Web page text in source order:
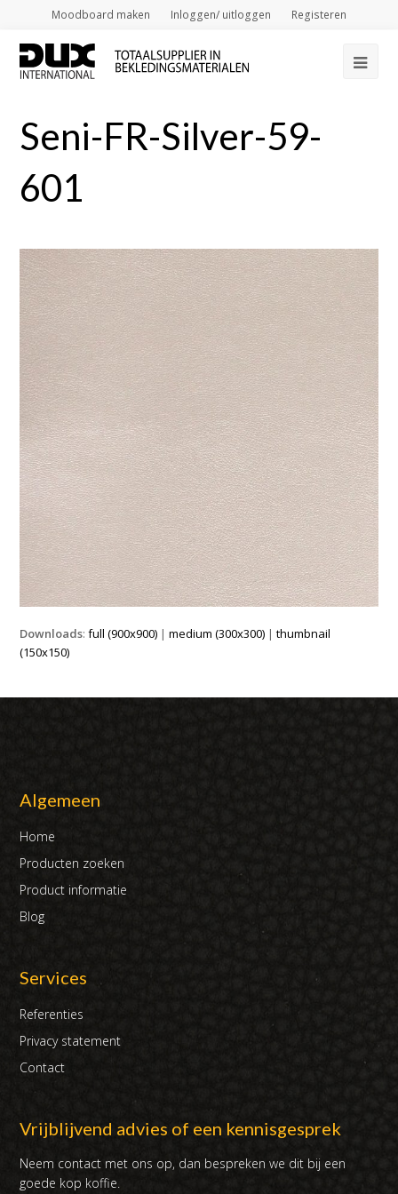
Moodboard maken Inloggen/ uitloggen Registeren
Seni-FR-Silver-59-
601
Downloads:full (900x900) |medium (300x300) |thumbnail
(150x150)
Algemeen
Home
Producten zoeken
Product informatie
Blog
Services
Referenties
Privacy statement
Contact
Vrijblijvend advies of een kennisgesprek
Neem contact met ons op, dan bespreken we dit bij een
goede kop koffie.